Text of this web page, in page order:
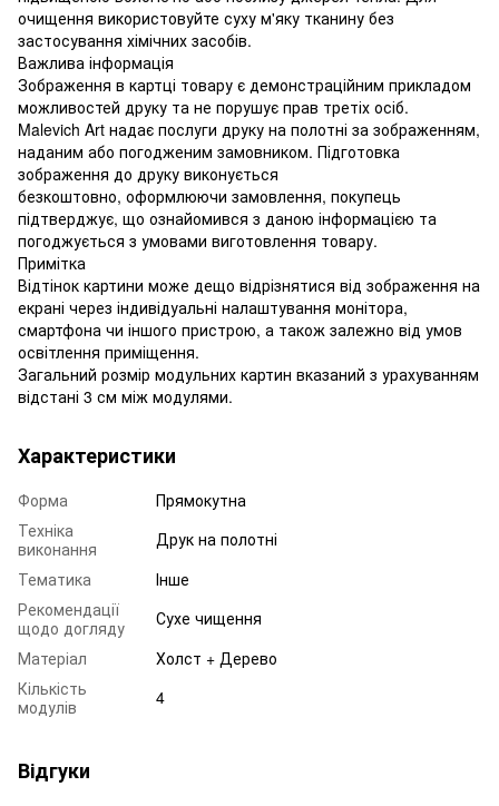
очищення використовуйте суху м'яку тканину без
застосування хімічних засобів.
Важлива інформація
Зображення в картці товару є демонстраційним прикладом
можливостей друку та не порушує прав третіх осіб.
Malevich Art надає послуги друку на полотні за зображенням,
наданим або погодженим замовником. Підготовка
зображення до друку виконується
безкоштовно, оформлюючи замовлення, покупець
підтверджує, що ознайомився з даною інформацією та
погоджується з умовами виготовлення товару.
Примітка
Відтінок картини може дещо відрізнятися від зображення на
екрані через індивідуальні налаштування монітора,
смартфона чи іншого пристрою, а також залежно від умов
освітлення приміщення.
Загальний розмір модульних картин вказаний з урахуванням
відстані 3 см між модулями.
Характеристики
Форма
Прямокутна
Техніка
виконання
Друк на полотні
Тематика
Інше
Рекомендації
щодо догляду
Сухе чищення
Матеріал
Холст + Дерево
Кількість
модулів
4
Відгуки